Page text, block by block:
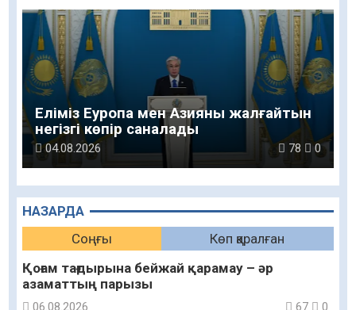
НАЗАРДА
Соңғы
Көп қаралған
Қоғам тағдырына бейжай қарамау – әр
азаматтың парызы
06.08.2026 67 0
Еліміз Еуропа мен Азияны жалғайтын
негізгі көпір саналады
04.08.2026 78 0